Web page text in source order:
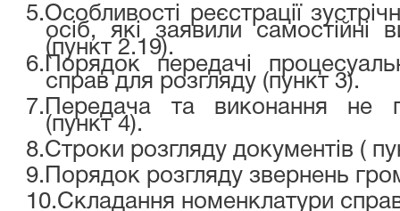
5.Особливості реєстрації
осіб, які заявили
(пункт 2.19).
6. Порядок передачі
справ для розгляду (пункт 3).
7. Передача та виконання не
(пункт 4).
8.Строки розгляду документів (
9. Порядок розгляду звернень
10.Складання номенклатури